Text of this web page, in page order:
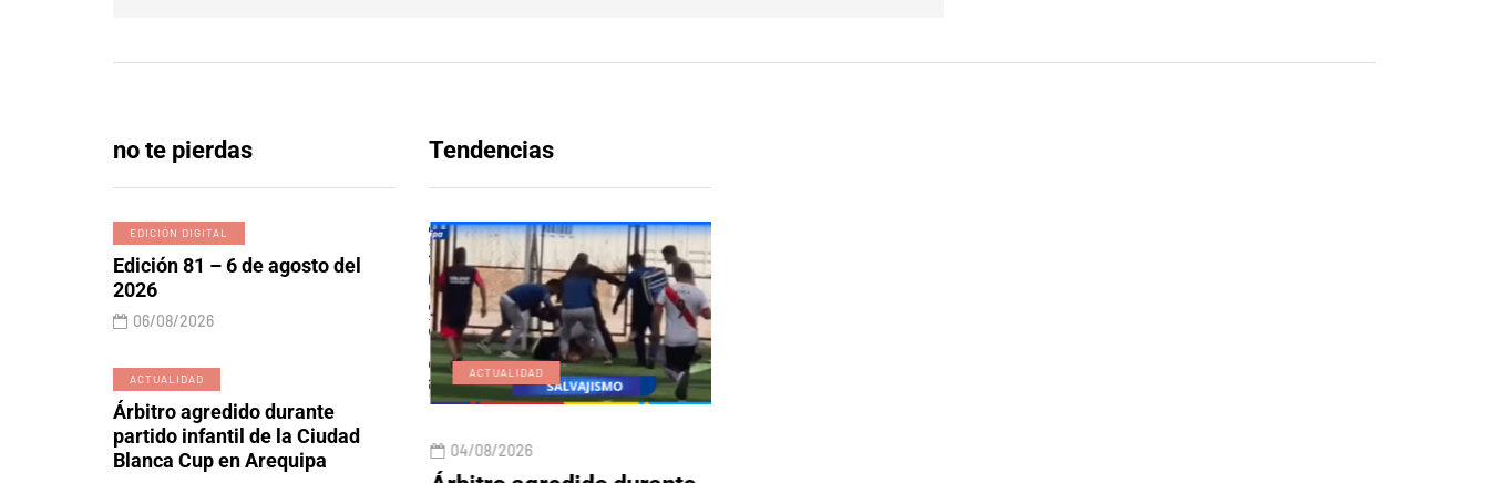
no te pierdas
EDICIÓN DIGITAL
Edición 81 – 6 de agosto del
2026
06/08/2026
ACTUALIDAD
Árbitro agredido durante
partido infantil de la Ciudad
Blanca Cup en Arequipa
Tendencias
EDICIÓN DIGITAL
06/08/2026
ACTUALIDAD
04/08/2026